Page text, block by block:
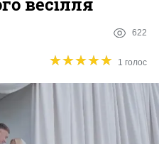
622
★★★★★
★★★★★ 1 голос